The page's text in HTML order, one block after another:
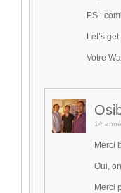
PS :
Let’s
Votre
14
Merci
Oui,
Merci